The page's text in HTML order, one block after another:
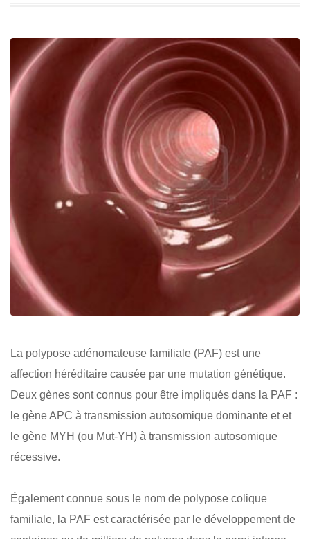
La polypose adénomateuse familiale (PAF) est une
affection héréditaire causée par une mutation génétique.
Deux gènes sont connus pour être impliqués dans la PAF :
le gène APC à transmission autosomique dominante et et
le gène MYH (ou Mut-YH) à transmission autosomique
récessive.
Également connue sous le nom de polypose colique
familiale, la PAF est caractérisée par le développement de